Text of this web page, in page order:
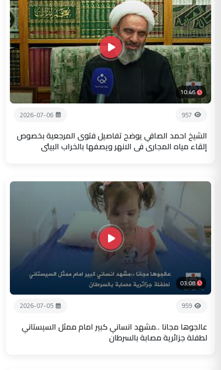
10:46
957
2026-07-06
الشيخ احمد الصافي يوضح تفاصيل فتوى المرجعية بخصوص
إلقاء مياه المجاري في الانهر ويصفها بالخراب البيئي
03:08
959
2026-07-05
عالجوها مجانا ..مشهد انساني كبير امام ممثل السيستاني
لطفلة جزائرية مصابة بالسرطان